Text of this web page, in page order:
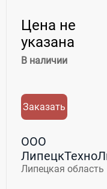
Цена не
указана
В наличии
Заказать
ООО
Липецкая область